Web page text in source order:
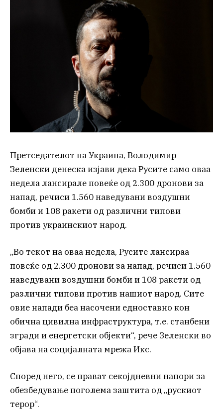
Претседателот на Украина, Володимир
Зеленски денеска изјави дека Русите само оваа
недела лансирале повеќе од 2.300 дронови за
напад, речиси 1.560 наведувани воздушни
бомби и 108 ракети од различни типови
против украинскиот народ.
„Во текот на оваа недела, Русите лансираа
повеќе од 2.300 дронови за напад, речиси 1.560
наведувани воздушни бомби и 108 ракети од
различни типови против нашиот народ. Сите
овие напади беа насочени едноставно кон
обична цивилна инфраструктура, т.е. станбени
згради и енергетски објекти“, рече Зеленски во
објава на социјалната мрежа Икс.
Според него, се прават секојдневни напори за
обезбедување поголема заштита од „рускиот
терор“.